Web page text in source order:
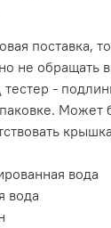
поставка,
не обращать
-
Может
вода
вода